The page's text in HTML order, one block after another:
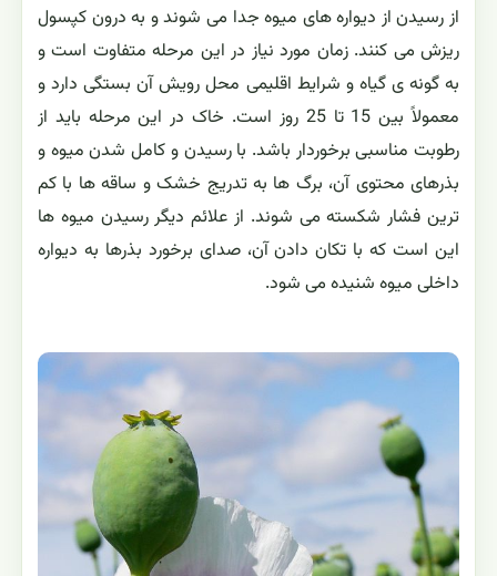
از رسیدن از دیواره های میوه جدا می شوند و به درون کپسول
ریزش می کنند. زمان مورد نیاز در این مرحله متفاوت است و
به گونه ی گیاه و شرایط اقلیمی محل رویش آن بستگی دارد و
معمولاً بین 15 تا 25 روز است. خاک در این مرحله باید از
رطوبت مناسبی برخوردار باشد. با رسیدن و کامل شدن میوه و
بذرهای محتوی آن، برگ ها به تدریج خشک و ساقه ها با کم
ترین فشار شکسته می شوند. از علائم دیگر رسیدن میوه ها
این است که با تکان دادن آن، صدای برخورد بذرها به دیواره
داخلی میوه شنیده می شود.